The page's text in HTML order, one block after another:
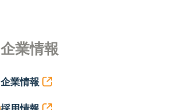
企業情報
企業情報